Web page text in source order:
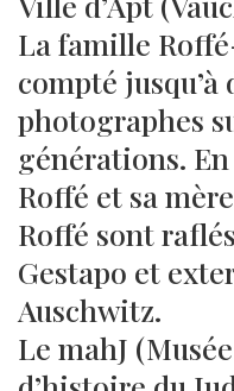
La famille
compté jusqu’à
photographes
générations. En
Roffé et sa
Roffé sont
Gestapo et
Auschwitz.
Le mahJ